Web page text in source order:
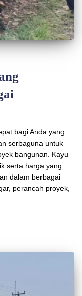
bagi Anda yang
serbaguna untuk
bangunan. Kayu
serta harga yang
dalam berbagai
perancah proyek,